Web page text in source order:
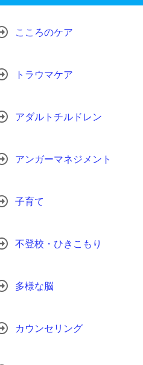
こころのケア
トラウマケア
アダルトチルドレン
アンガーマネジメント
子育て
不登校・ひきこもり
多様な脳
カウンセリング